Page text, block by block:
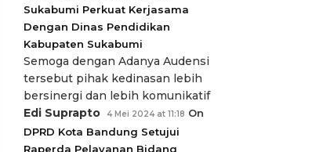
Sukabumi Perkuat Kerjasama
Dengan Dinas Pendidikan
Kabupaten Sukabumi
Semoga dengan Adanya Audensi
tersebut pihak kedinasan lebih
bersinergi dan lebih komunikatif
Edi Suprapto
4 Mei 2024 at 11:18 On
DPRD Kota Bandung Setujui
Raperda Pelayanan Bidang